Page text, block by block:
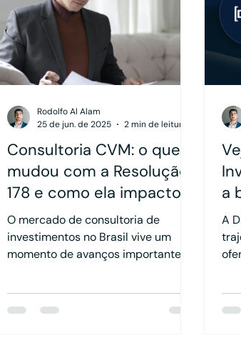
Consultoria CVM: o que
mudou com a Resolução
178 e como ela impactou
o crescimento da
atividade
O mercado de consultoria de
investimentos no Brasil vive um
momento de avanços importantes,
atuação dos profissionais do setor.
Rodolfo Al Alam
25 de jun. de 2025
2 min de leitura
a
A